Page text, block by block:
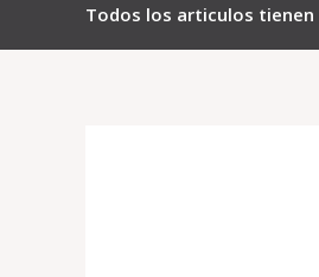
Todos los articulos